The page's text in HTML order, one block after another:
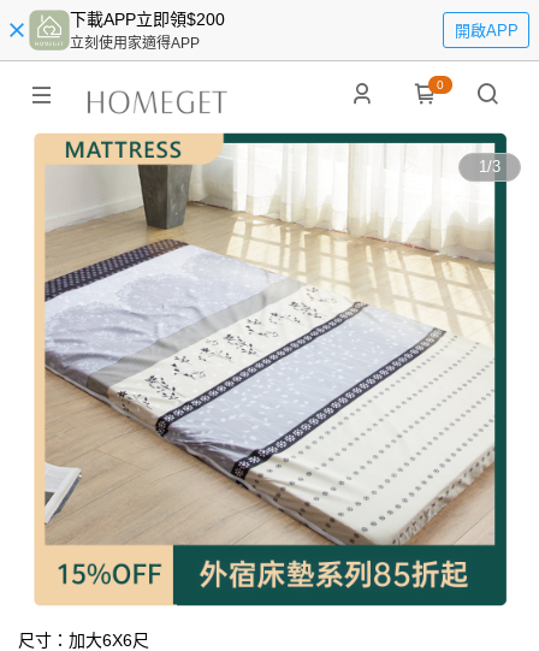
下載APP立即領$200
立刻使用家適得APP
開啟APP
0
1/3
尺寸：加大6X6尺